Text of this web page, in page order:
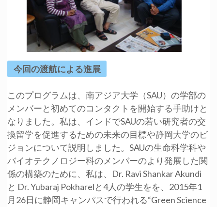
今回の渡航による進展
このプログラムは、南アジア大学（SAU）の学部の
メンバーと初めてのコンタクトを開始する手助けと
なりました。私は、インドでSAUの若い研究者の交
換留学を促進するための未来の目標や静岡大学のビ
ジョンについて説明しました。SAUの生命科学科や
バイオテクノロジー科のメンバーのより発展した関
係の構築のために、私は、Dr. Ravi Shankar Akundi
と Dr. Yubaraj Pokharelと4人の学生をを、2015年1
月26日に静岡キャンパスで行われる“Green Science